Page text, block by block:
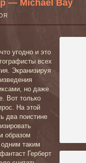
— Michael Bay
угодно и это
всех
Экранизируя
но даже
Вот только
На этой
два поистине
образом
таким
Герберт